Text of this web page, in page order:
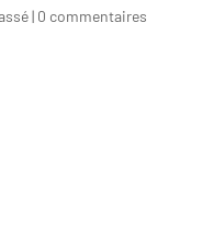
| 0 commentaires